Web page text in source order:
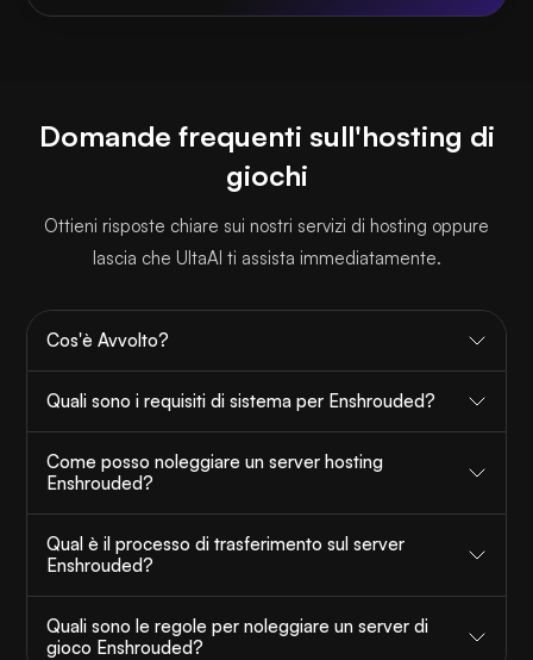
Domande frequenti sull'hosting di
giochi
Ottieni risposte chiare sui nostri servizi di hosting oppure
lascia che UltaAI ti assista immediatamente.
Cos'è Avvolto?
Quali sono i requisiti di sistema per Enshrouded?
Come posso noleggiare un server hosting
Enshrouded?
Qual è il processo di trasferimento sul server
Enshrouded?
Quali sono le regole per noleggiare un server di
gioco Enshrouded?